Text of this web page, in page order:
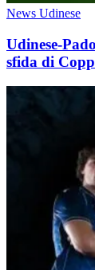
News Udinese
Udinese-
sfida di